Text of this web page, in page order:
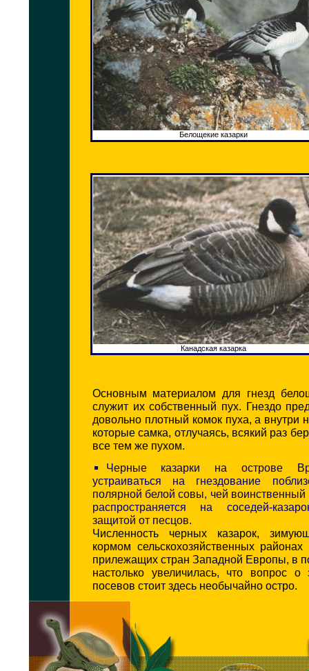
Белощекие казарки
Канадская казарка
Основным материалом для гнезд
служит их собственный пух. Гнездо
довольно плотный комок пуха, а внутри
которые самка, отлучаясь, всякий раз
все тем же пухом.
Черные казарки на острове
устраиваться на гнездование
полярной белой совы, чей воинственный
распространяется на соседей-
защитой от песцов.
Численность черных казарок,
кормом сельскохозяйственных
прилежащих стран Западной Европы, в
настолько увеличилась, что вопрос
посевов стоит здесь необычайно остро.